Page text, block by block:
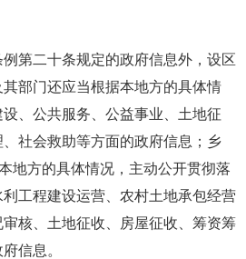
二十条规定的政府信息外，设区
部门还应当根据本地方的具体情
、公共服务、公益事业、土地征
社会救助等方面的政府信息；乡
地方的具体情况，主动公开贯彻落
工程建设运营、农村土地承包经营
核、土地征收、房屋征收、筹资筹
信息。